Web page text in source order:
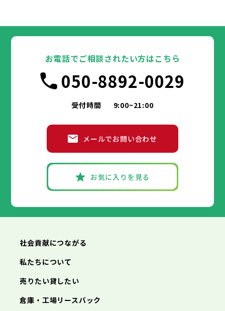
お電話でご相談されたい方はこちら
050-8892-0029
受付時間 9:00~21:00
メールでお問い合わせ
お気に入りを見る
社会貢献につながる
私たちについて
売りたい貸したい
倉庫・工場リースバック